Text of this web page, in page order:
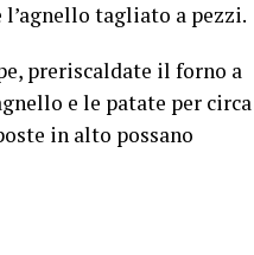
tagliato a pezzi.
preriscaldate il forno a
e le patate per circa
in alto possano